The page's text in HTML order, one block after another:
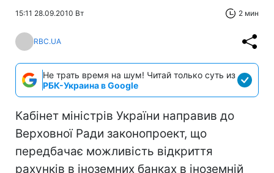
15:11 28.09.2010 Вт 2 мин
RBC.UA
Не трать время на шум! Читай только суть из
РБК-Украина в Google
Кабінет міністрів України направив до
Верховної Ради законопроект, що
передбачає можливість відкриття
рахунків в іноземних банках в іноземній